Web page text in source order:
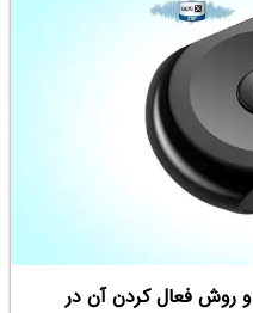
آشنایی با aptX و aptX HD و روش فعال کردن آن در